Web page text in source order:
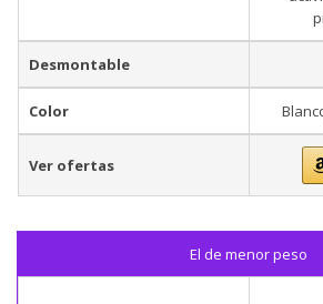
Desmontable
Color
Ver ofertas
El de menor peso